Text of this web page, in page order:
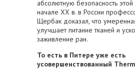
абсолютную безопасность
начале ХХ в. в России
Щербак доказал, что
улучшает питание тканей и
заживление ран.
То есть в Питере уже есть
усовершенствованный